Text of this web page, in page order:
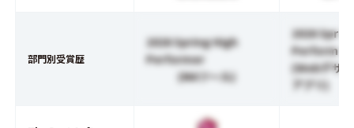
部門別受賞歴
2026 Spring High
Performer
(MAツール)
2026
Performer
(Webデザ
アプリ)